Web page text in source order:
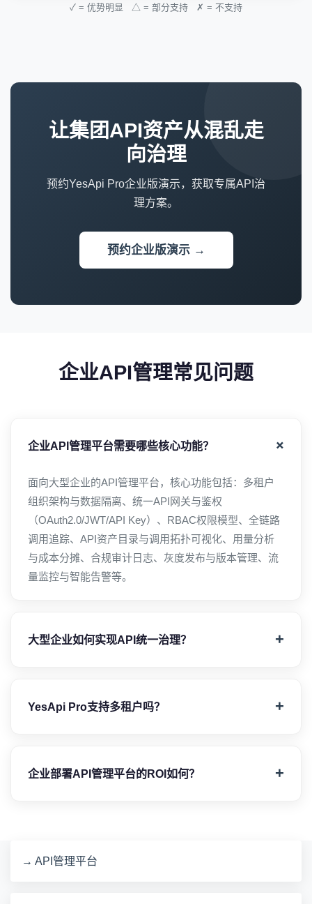
✓ = 优势明显 △ = 部分支持 ✗ = 不支持
让集团API资产从混乱走
向治理
预约YesApi Pro企业版演示，获取专属API治
理方案。
预约企业版演示 →
企业API管理常见问题
企业API管理平台需要哪些核心功能？
面向大型企业的API管理平台，核心功能包括：多租户
组织架构与数据隔离、统一API网关与鉴权
（OAuth2.0/JWT/API Key）、RBAC权限模型、全链路
调用追踪、API资产目录与调用拓扑可视化、用量分析
与成本分摊、合规审计日志、灰度发布与版本管理、流
量监控与智能告警等。
大型企业如何实现API统一治理？
YesApi Pro支持多租户吗？
企业部署API管理平台的ROI如何？
→ API管理平台